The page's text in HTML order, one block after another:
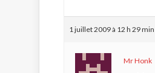
1 juillet 2009 à 12 h 29 min
Mr Honk